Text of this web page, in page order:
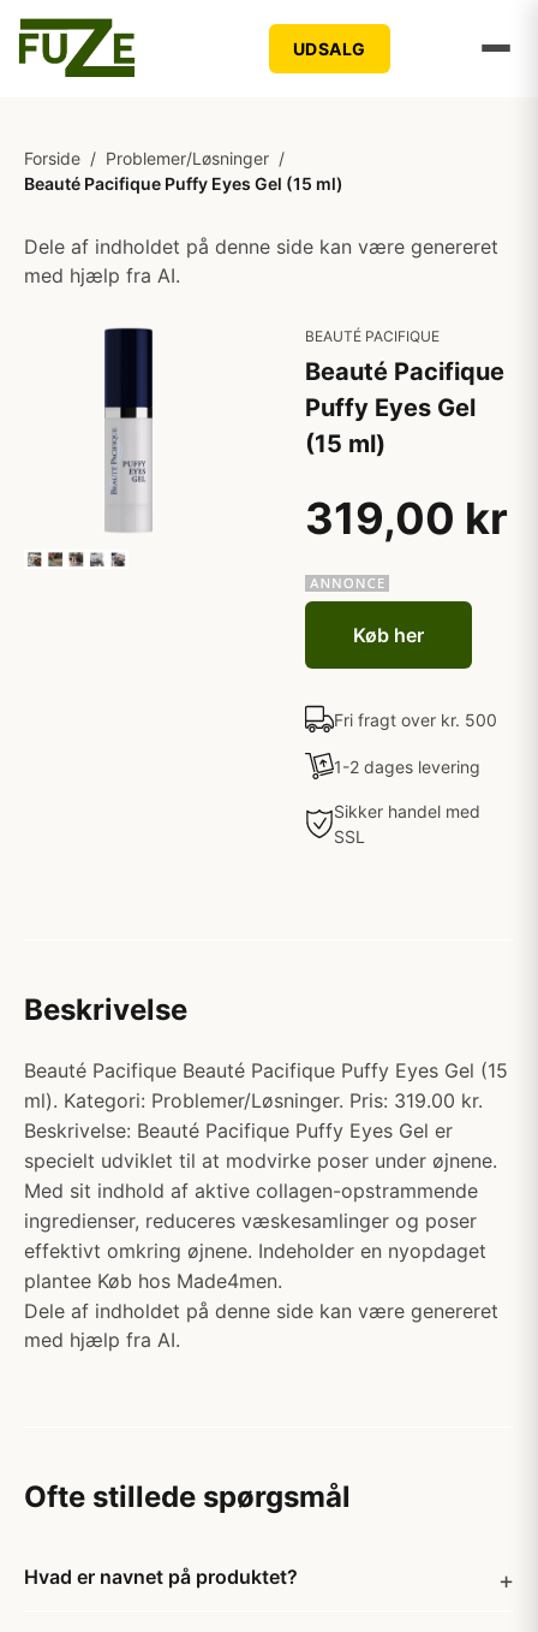
UDSALG
Forside / Problemer/Løsninger /
Beauté Pacifique Puffy Eyes Gel (15 ml)
Dele af indholdet på denne side kan være genereret
med hjælp fra AI.
BEAUTÉ PACIFIQUE
Beauté Pacifique
Puffy Eyes Gel
(15 ml)
319,00 kr
Køb her
Fri fragt over kr. 500
1-2 dages levering
Sikker handel med
SSL
Beskrivelse
Beauté Pacifique Beauté Pacifique Puffy Eyes Gel (15
ml). Kategori: Problemer/Løsninger. Pris: 319.00 kr.
Beskrivelse: Beauté Pacifique Puffy Eyes Gel er
specielt udviklet til at modvirke poser under øjnene.
Med sit indhold af aktive collagen-opstrammende
ingredienser, reduceres væskesamlinger og poser
effektivt omkring øjnene. Indeholder en nyopdaget
plantee Køb hos Made4men.
Dele af indholdet på denne side kan være genereret
med hjælp fra AI.
Ofte stillede spørgsmål
Hvad er navnet på produktet?